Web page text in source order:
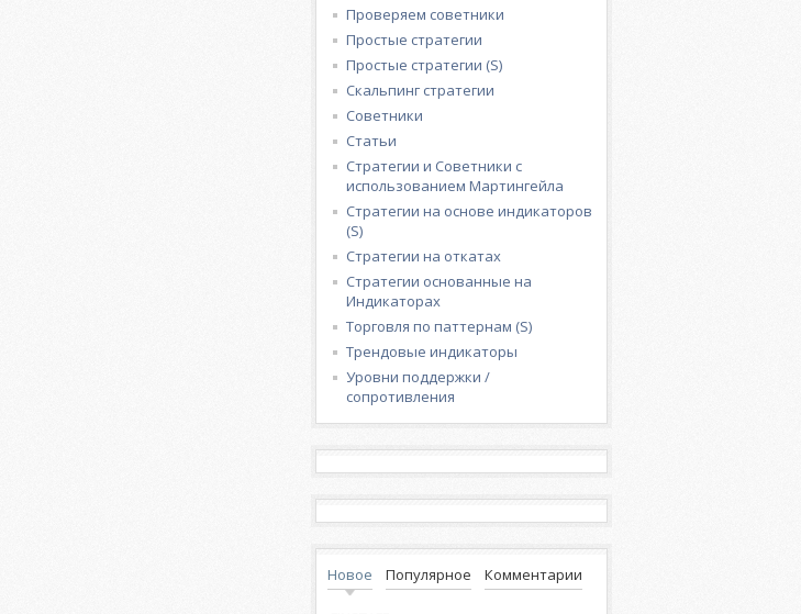
Проверяем советники
Простые стратегии
Простые стратегии (S)
Скальпинг стратегии
Советники
Статьи
Стратегии и Советники с
использованием Мартингейла
Стратегии на основе индикаторов
(S)
Стратегии на откатах
Стратегии основанные на
Индикаторах
Торговля по паттернам (S)
Трендовые индикаторы
Уровни поддержки /
сопротивления
Новое Популярное Комментарии